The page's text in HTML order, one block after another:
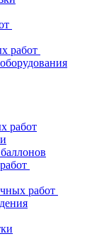
работ
работ
работ